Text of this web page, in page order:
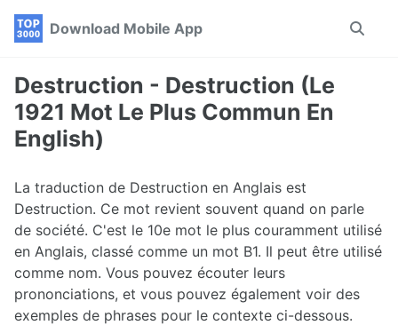
Skip
navigation
Skip
Skip
Download Mobile App
Toggle
Destruction - Destruction (Le
1921 Mot Le Plus Commun En
English)
La traduction de Destruction en Anglais est
Destruction. Ce mot revient souvent quand on parle
de société. C'est le 10e mot le plus couramment utilisé
en Anglais, classé comme un mot B1. Il peut être utilisé
comme nom. Vous pouvez écouter leurs
prononciations, et vous pouvez également voir des
exemples de phrases pour le contexte ci-dessous.